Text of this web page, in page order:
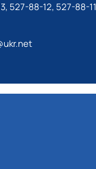
527-88-12, 527-88-11